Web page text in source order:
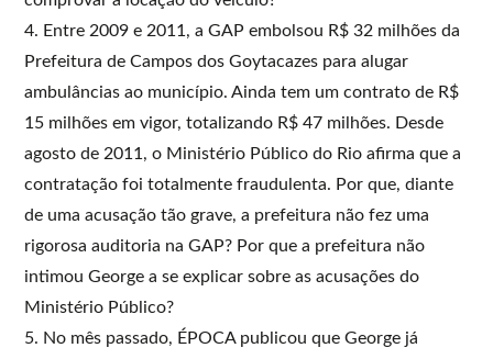
4. Entre 2009 e 2011, a GAP embolsou R$ 32 milhões da
Prefeitura de Campos dos Goytacazes para alugar
ambulâncias ao município. Ainda tem um contrato de R$
15 milhões em vigor, totalizando R$ 47 milhões. Desde
agosto de 2011, o Ministério Público do Rio afirma que a
contratação foi totalmente fraudulenta. Por que, diante
de uma acusação tão grave, a prefeitura não fez uma
rigorosa auditoria na GAP? Por que a prefeitura não
intimou George a se explicar sobre as acusações do
Ministério Público?
5. No mês passado, ÉPOCA publicou que George já